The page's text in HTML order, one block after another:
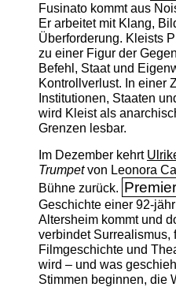
Fusinato kommt aus
Er arbeitet mit Klang,
Überforderung. Kleists
zu einer Figur der
Befehl, Staat und
Kontrollverlust. In einer
Institutionen, Staaten
wird Kleist als
Grenzen lesbar.
Im Dezember kehrt
Trumpetvon Leonora
Bühne zurück.
Geschichte einer 92-
Altersheim kommt und
verbindet Surrealismus,
Filmgeschichte und
wird – und was
Stimmen beginnen, die